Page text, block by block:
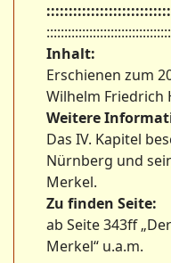
Inhalt:
Erschienen zum
Wilhelm Friedrich
Weitere
Das IV. Kapitel
Nürnberg und
Merkel.
Zu finden Seite:
ab Seite 343ff
Merkel“ u.a.m.